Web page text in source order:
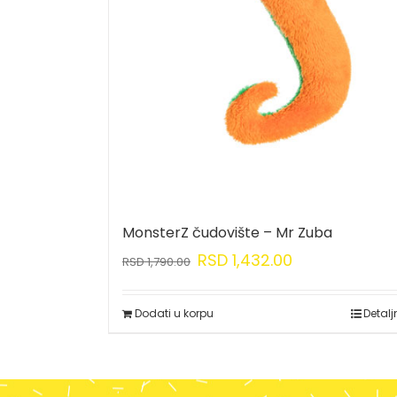
MonsterZ čudovište – Mr Zuba
RSD1,790.00 RSD 1,432.00
Dodati u korpu